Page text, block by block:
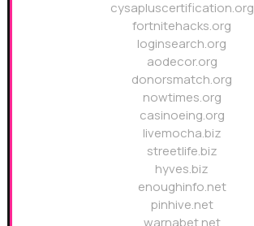
cysapluscertification.org
fortnitehacks.org
loginsearch.org
aodecor.org
donorsmatch.org
nowtimes.org
casinoeing.org
livemocha.biz
streetlife.biz
hyves.biz
enoughinfo.net
pinhive.net
warnabet.net